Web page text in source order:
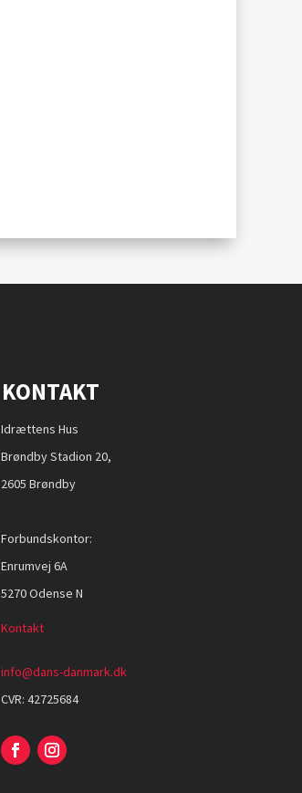
KONTAKT
Idrættens Hus
Brøndby Stadion 20,
2605 Brøndby
Forbundskontor:
Enrumvej 6A
5270 Odense N
Kontakt
info@dans-danmark.dk
CVR: 42725684